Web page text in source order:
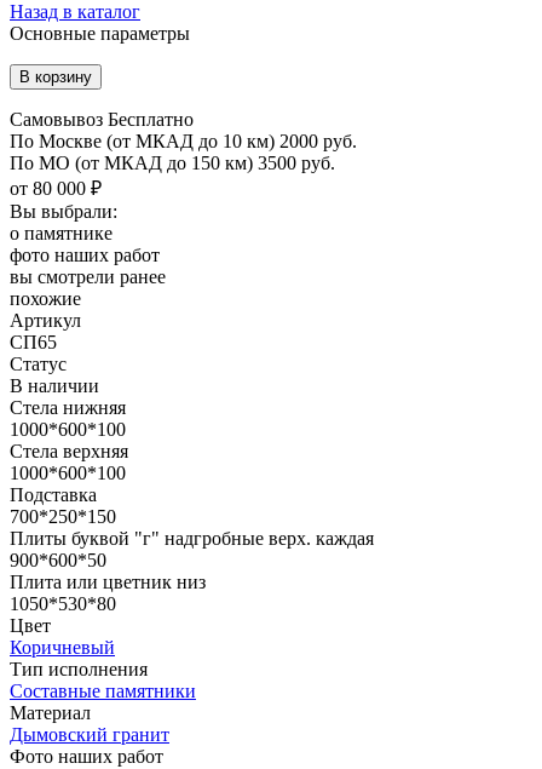
Назад в каталог
Основные параметры
Самовывоз Бесплатно
По Москве (от МКАД до 10 км) 2000 руб.
По МО (от МКАД до 150 км) 3500 руб.
от 80 000 ₽
Вы выбрали:
о памятнике
фото наших работ
вы смотрели ранее
похожие
Артикул
СП65
Статус
В наличии
Стела нижняя
1000*600*100
Стела верхняя
1000*600*100
Подставка
700*250*150
Плиты буквой "г" надгробные верх. каждая
900*600*50
Плита или цветник низ
1050*530*80
Цвет
Коричневый
Тип исполнения
Составные памятники
Материал
Дымовский гранит
Фото наших работ